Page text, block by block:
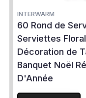
INTERWARM
60 Rond de
Serviettes
Décoration de
Banquet Noël
D'Année